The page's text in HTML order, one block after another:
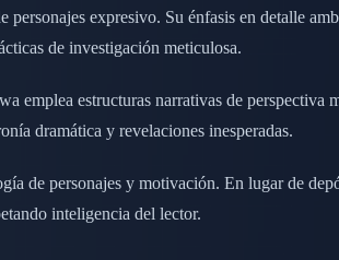
expresivo. Su énfasis en detalle
de investigación meticulosa.
emplea estructuras narrativas de
dramática y revelaciones inesperadas.
de personajes y motivación. En lugar de
inteligencia del lector.